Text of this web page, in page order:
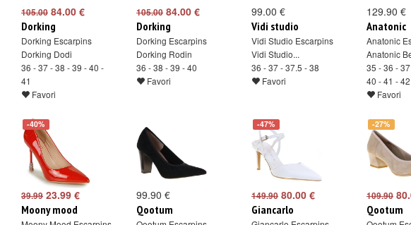
105.00 84.00 €
Dorking
Dorking Escarpins
Dorking Dodi
36 - 37 - 38 - 39 - 40 -
41
Favori
105.00 84.00 €
Dorking
Dorking Escarpins
Dorking Rodin
36 - 38 - 39 - 40
Favori
99.00 €
Vidi studio
Vidi Studio Escarpins
Vidi Studio...
36 - 37 - 37.5 - 38
Favori
129.90 €
Anatonic
Anatonic
Anatonic
35 - 36 -
40 - 41 -
Favori
-40%
39.99 23.99 €
Moony mood
99.90 €
Qootum
-47%
149.90 80.00 €
Giancarlo
-27%
109.90
Qootum